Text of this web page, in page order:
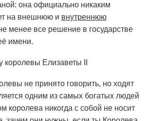
она официально никаким
на внешнюю и внутреннюю
менее все решение в государстве
имени.
королевы Елизаветы II
не принято говорить, но ходят
одним из самых богатых людей
королева никогда с собой не носит